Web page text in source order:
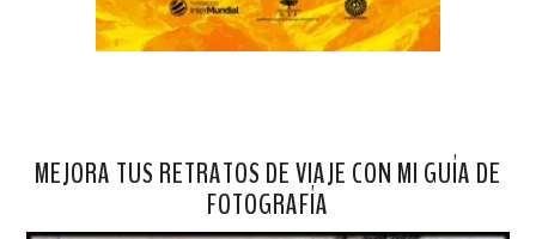
MEJORA TUS RETRATOS DE VIAJE CON MI GUÍA DE
FOTOGRAFÍA